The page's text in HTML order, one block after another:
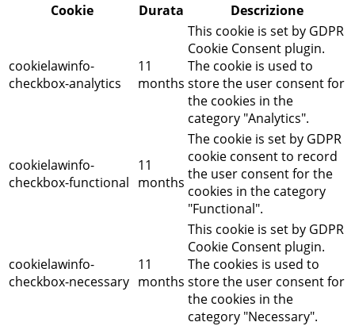
Cookie
Durata Descrizione
cookielawinfo-
checkbox-analytics
11
months
This cookie is set by GDPR
Cookie Consent plugin.
The cookie is used to
store the user consent for
the cookies in the
category "Analytics".
cookielawinfo-
checkbox-functional
11
months
The cookie is set by GDPR
cookie consent to record
the user consent for the
cookies in the category
"Functional".
cookielawinfo-
checkbox-necessary
11
months
This cookie is set by GDPR
Cookie Consent plugin.
The cookies is used to
store the user consent for
the cookies in the
category "Necessary".